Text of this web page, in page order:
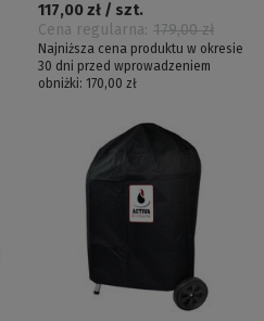
Cena regularna: 179,00 zł
117,00 zł / szt.
Najniższa cena produktu w okresie
30 dni przed wprowadzeniem
obniżki: 170,00 zł